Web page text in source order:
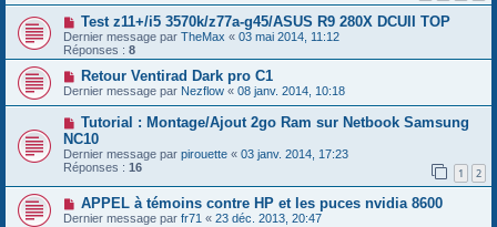
Test z11+/i5 3570k/z77a-g45/ASUS R9 280X DCUII TOP
Dernier message par TheMax « 03 mai 2014, 11:12
Réponses : 8
Retour Ventirad Dark pro C1
Dernier message par Nezflow « 08 janv. 2014, 10:18
Tutorial : Montage/Ajout 2go Ram sur Netbook Samsung
NC10
Dernier message par pirouette « 03 janv. 2014, 17:23
Réponses : 16 1 2
APPEL à témoins contre HP et les puces nvidia 8600
Dernier message par fr71 « 23 déc. 2013, 20:47